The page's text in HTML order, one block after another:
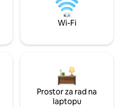
Wi-Fi
Prostor za rad na
laptopu